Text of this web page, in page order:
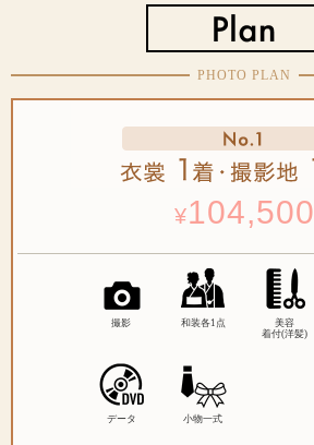
PHOTO PLAN
¥104,500
撮影 和装各1点
美容
着付(洋髪)
データ 小物一式